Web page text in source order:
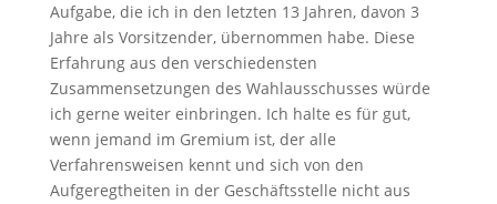
Aufgabe, die ich in den letzten 13 Jahren, davon 3
Jahre als Vorsitzender, übernommen habe. Diese
Erfahrung aus den verschiedensten
Zusammensetzungen des Wahlausschusses würde
ich gerne weiter einbringen. Ich halte es für gut,
wenn jemand im Gremium ist, der alle
Verfahrensweisen kennt und sich von den
Aufgeregtheiten in der Geschäftsstelle nicht aus